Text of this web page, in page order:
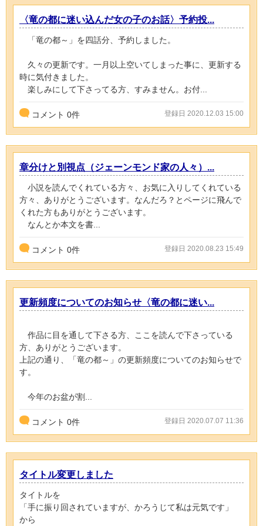
〈竜の都に迷い込んだ女の子のお話〉予約投...
「竜の都～」を四話分、予約しました。
久々の更新です。一月以上空いてしまった事に、更新する
時に気付きました。
楽しみにして下さってる方、すみません。お付...
コメント 0件 登録日 2020.12.03 15:00
章分けと別視点（ジェーンモンド家の人々）...
小説を読んでくれている方々、お気に入りしてくれている
方々、ありがとうございます。なんだろ？とページに飛んで
くれた方もありがとうございます。
なんとか本文を書...
コメント 0件 登録日 2020.08.23 15:49
更新頻度についてのお知らせ〈竜の都に迷い...
作品に目を通して下さる方、ここを読んで下さっている
方、ありがとうございます。
上記の通り、「竜の都～」の更新頻度についてのお知らせで
す。
今年のお盆が割...
コメント 0件 登録日 2020.07.07 11:36
タイトル変更しました
タイトルを
「手に振り回されていますが、かろうじて私は元気です」
から